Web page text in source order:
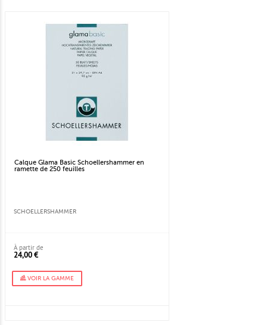
Calque Glama Basic Schoellershammer en
ramette de 250 feuilles
SCHOELLERSHAMMER
À partir de
24,00 €
VOIR LA GAMME